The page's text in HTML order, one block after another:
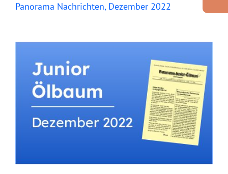
Panorama Nachrichten, Dezember 2022